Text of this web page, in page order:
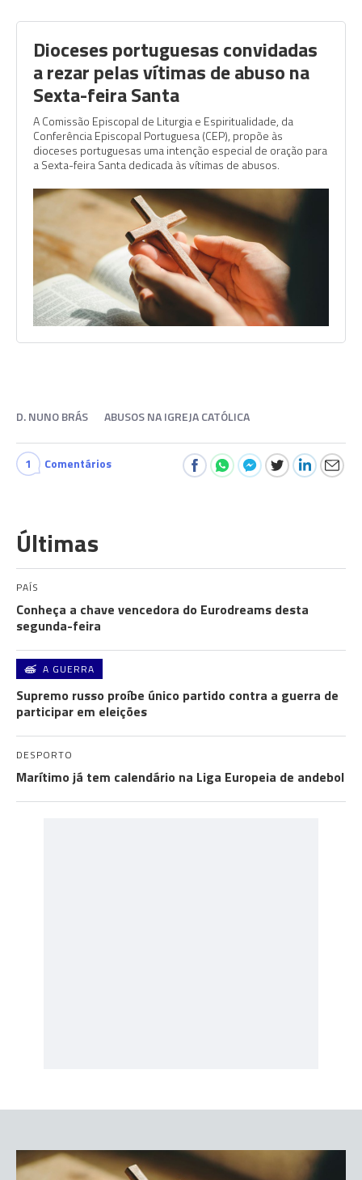
Dioceses portuguesas convidadas
a rezar pelas vítimas de abuso na
Sexta-feira Santa
A Comissão Episcopal de Liturgia e Espiritualidade, da
Conferência Episcopal Portuguesa (CEP), propõe às
dioceses portuguesas uma intenção especial de oração para
a Sexta-feira Santa dedicada às vítimas de abusos.
D. NUNO BRÁS ABUSOS NA IGREJA CATÓLICA
1 Comentários
Últimas
PAÍS
Conheça a chave vencedora do Eurodreams desta
segunda-feira
A GUERRA
Supremo russo proíbe único partido contra a guerra de
participar em eleições
DESPORTO
Marítimo já tem calendário na Liga Europeia de andebol